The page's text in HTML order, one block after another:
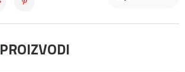
PROIZVODI